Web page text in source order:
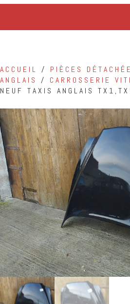
ACCUEIL / PIÈCES
ANGLAIS
/ CARROSSERIE
NEUF TAXIS ANGLAIS